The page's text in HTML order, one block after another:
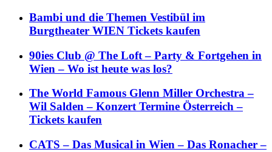
Bambi und die Themen Vestibül im
Burgtheater WIEN Tickets kaufen
90ies Club @ The Loft – Party & Fortgehen in
Wien – Wo ist heute was los?
The World Famous Glenn Miller Orchestra –
Wil Salden – Konzert Termine Österreich –
Tickets kaufen
CATS – Das Musical in Wien – Das Ronacher –